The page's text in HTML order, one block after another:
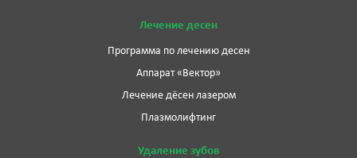
Лечение десен
Программа по лечению десен
Аппарат «Вектор»
Лечение дёсен лазером
Плазмолифтинг
Удаление зубов